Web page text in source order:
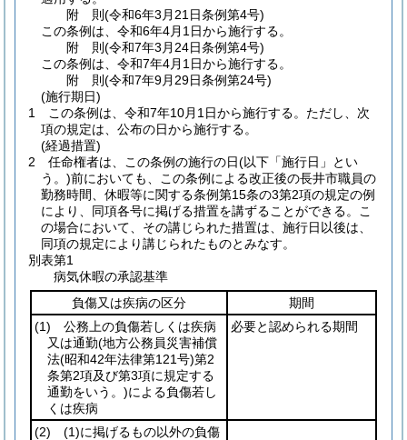
附 則(令和6年3月21日条例第4号)
この条例は、令和6年4月1日から施行する。
附 則(令和7年3月24日条例第4号)
この条例は、令和7年4月1日から施行する。
附 則(令和7年9月29日条例第24号)
(施行期日)
1
この条例は、令和7年10月1日から施行する。 ただし、次
項の規定は、公布の日から施行する。
(経過措置)
2
任命権者は、この条例の施行の日(以下「施行日」とい
う。)前においても、この条例による改正後の長井市職員の
勤務時間、休暇等に関する条例第15条の3第2項の規定の例
により、同項各号に掲げる措置を講ずることができる。
こ
の場合において、その講じられた措置は、施行日以後は、
同項の規定により講じられたものとみなす。
別表第1
病気休暇の承認基準
負傷又は疾病の区分
期間
(1) 公務上の負傷若しくは疾病
又は通勤(地方公務員災害補償
法(昭和42年法律第121号)第2
条第2項及び第3項に規定する
通勤をいう。)による負傷若し
くは疾病
必要と認められる期間
(2) (1)に掲げるもの以外の負傷